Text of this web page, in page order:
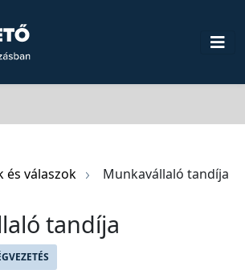
és válaszok Munkavállaló tandíja
tandíja